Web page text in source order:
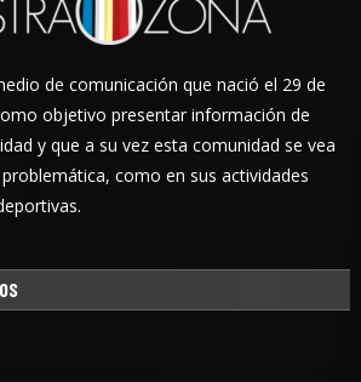
de comunicación que nació el 29 de
objetivo presentar información de
y que a su vez esta comunidad se vea
como en sus actividades